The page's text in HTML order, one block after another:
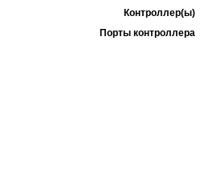
Контроллер(ы)
Порты контроллера